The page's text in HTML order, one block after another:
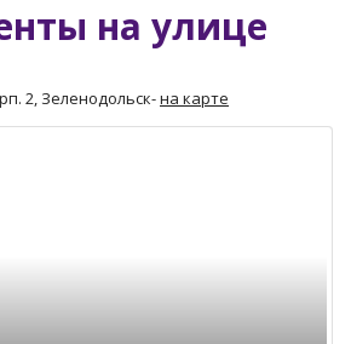
на улице
2, Зеленодольск-на карте